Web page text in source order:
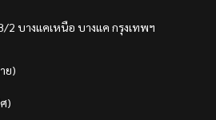
2 บางแคเหนือ บางแค กรุงเทพฯ
ย)
)